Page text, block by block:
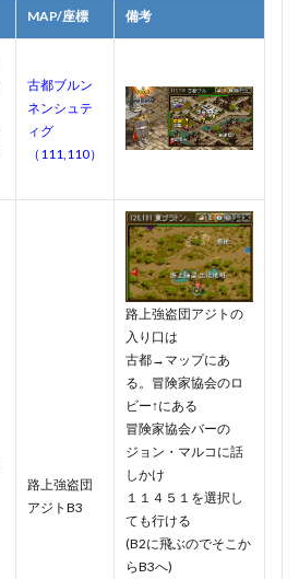
MAP/座標 備考
古都ブルン
ネンシュテ
ィグ
（111,110）
路上強盗団
アジトB3
路上強盗団アジトの
入り口は
古都→マップにあ
る。冒険家協会のロ
ビー↑にある
冒険家協会バーの
ジョン・マルコに話
しかけ
１１４５１を選択し
ても行ける
(B2に飛ぶのでそこか
らB3へ)